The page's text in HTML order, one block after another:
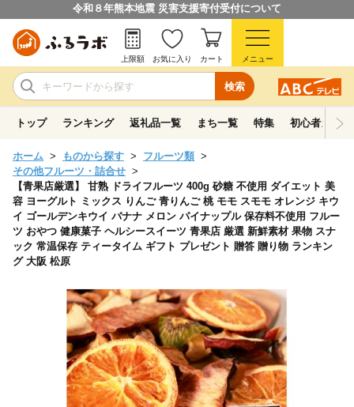
令和８年熊本地震 災害支援寄付受付について
検索
上限額 お気に入り カート メニュー
トップ ランキング 返礼品一覧 まち一覧 特集 初心者ガイド
ホーム ものから探す
フルーツ類
その他フルーツ・詰合せ
【青果店厳選】 甘熟 ドライフルーツ 400g 砂糖 不使用 ダイエット 美
容 ヨーグルト ミックス りんご 青りんご 桃 モモ スモモ オレンジ キウ
イ ゴールデンキウイ バナナ メロン パイナップル 保存料不使用 フルー
ツ おやつ 健康菓子 ヘルシースイーツ 青果店 厳選 新鮮素材 果物 スナ
ック 常温保存 ティータイム ギフト プレゼント 贈答 贈り物 ランキン
グ 大阪 松原